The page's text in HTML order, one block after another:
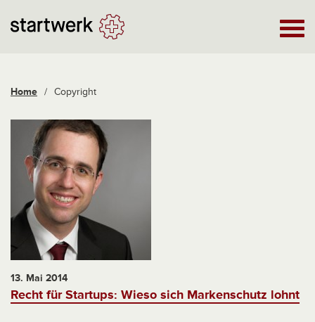
Home / Copyright
13. Mai 2014
Recht für Startups: Wieso sich Markenschutz lohnt